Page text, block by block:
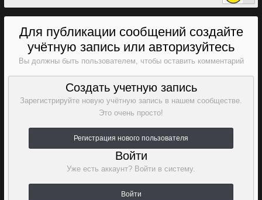
Для публикации сообщений создайте
учётную запись или авторизуйтесь
Вы должны быть пользователем, чтобы оставить комментарий
Создать учетную запись
Зарегистрируйте новую учётную запись в нашем сообществе.
Это очень просто!
Регистрация нового пользователя
Войти
Уже есть аккаунт? Войти в систему.
Войти